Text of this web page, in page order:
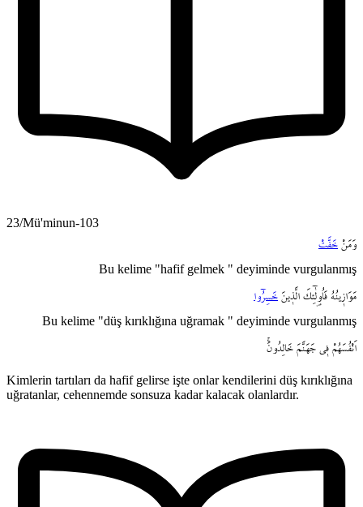
23/Mü'minun-103
وَمَنْ خَفَّتْ
Bu kelime "hafif gelmek " deyiminde vurgulanmış
مَوَاز۪ينُهُ فَاُو۬لٰٓئِكَ الَّذ۪ينَ خَسِرُٓوا
Bu kelime "düş kırıklığına uğramak " deyiminde vurgulanmış
اَنْفُسَهُمْ ف۪ي جَهَنَّمَ خَالِدُونَۚ
Kimlerin tartıları da hafif gelirse işte onlar kendilerini düş kırıklığına
uğratanlar, cehennemde sonsuza kadar kalacak olanlardır.